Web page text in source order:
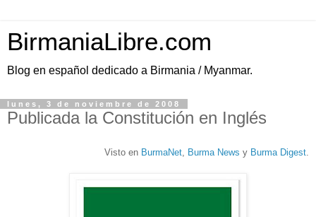
BirmaniaLibre.com
Blog en español dedicado a Birmania / Myanmar.
lunes, 3 de noviembre de 2008
Publicada la Constitución en Inglés
Visto en BurmaNet Burma News y Burma Digest